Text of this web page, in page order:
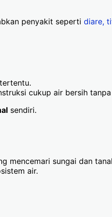
penyakit seperti diare,
cukup air bersih
sendiri.
mencemari sungai dan
air.